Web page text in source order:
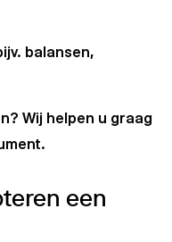
balansen,
Wij helpen u graag
een